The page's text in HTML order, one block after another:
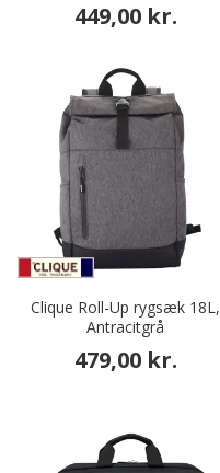
449,00 kr.
Clique Roll-Up rygsæk 18L,
Antracitgrå
479,00 kr.